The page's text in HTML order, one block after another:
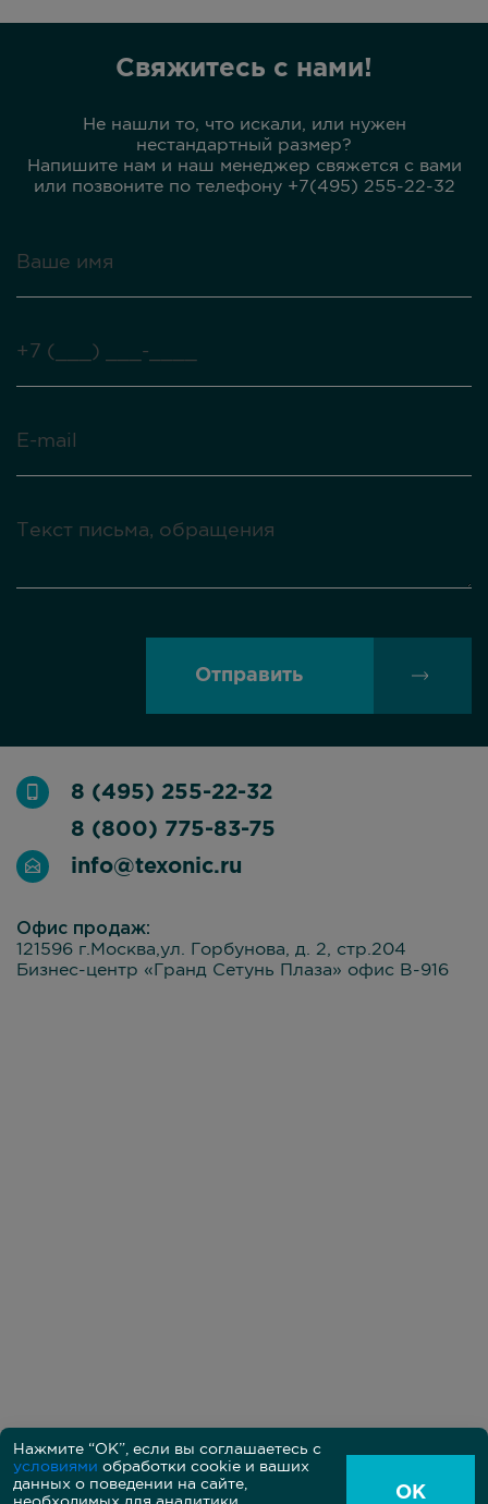
Свяжитесь с нами!
Не нашли то, что искали, или нужен
нестандартный размер?
Напишите нам и наш менеджер свяжется с вами
или позвоните по телефону +7(495) 255-22-32
Отправить
8 (495) 255-22-32
8 (800) 775-83-75
info@texonic.ru
Офис продаж:
121596 г.Москва,ул. Горбунова, д. 2, стр.204
Бизнес-центр «Гранд Сетунь Плаза» офис В-916
Политика в области обработки персональных данных
Пользовательское соглашение между владельцем и
пользователем сайта
Нажмите “ОК”, если вы соглашаетесь с
условиями обработки cookie и ваших
данных о поведении на сайте,
ОК